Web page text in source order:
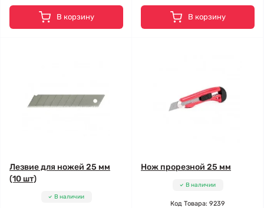
В корзину В корзину
Лезвие для ножей 25 мм
(10 шт)
В наличии
Нож прорезной 25 мм
В наличии
Код Товара: 9239